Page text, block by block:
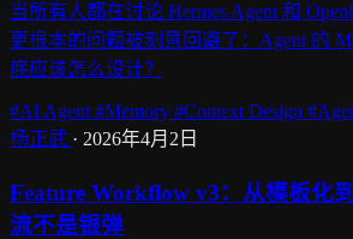
当所有人都在讨论 Hermes Agent 和
更根本的问题被刻意回避了：Agent 的
底应该怎么设计？
#AI Agent #Memory #Context Design
杨正武 · 2026年4月2日
Feature Workflow v3：从模板化
流不是银弹